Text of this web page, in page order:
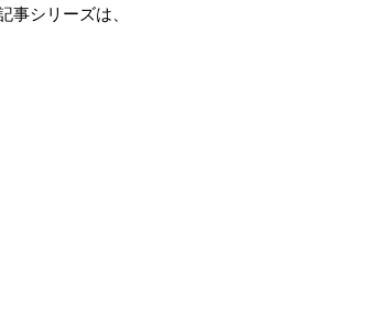
シリーズは、